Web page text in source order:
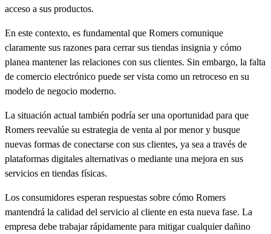
acceso a sus productos.
En este contexto, es fundamental que Romers comunique
claramente sus razones para cerrar sus tiendas insignia y cómo
planea mantener las relaciones con sus clientes. Sin embargo, la falta
de comercio electrónico puede ser vista como un retroceso en su
modelo de negocio moderno.
La situación actual también podría ser una oportunidad para que
Romers reevalúe su estrategia de venta al por menor y busque
nuevas formas de conectarse con sus clientes, ya sea a través de
plataformas digitales alternativas o mediante una mejora en sus
servicios en tiendas físicas.
Los consumidores esperan respuestas sobre cómo Romers
mantendrá la calidad del servicio al cliente en esta nueva fase. La
empresa debe trabajar rápidamente para mitigar cualquier dañino